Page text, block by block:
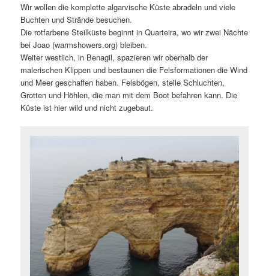
Wir wollen die komplette algarvische Küste abradeln und viele
Buchten und Strände besuchen.
Die rotfarbene Steilküste beginnt in Quarteira, wo wir zwei Nächte
bei Joao (warmshowers.org) bleiben.
Weiter westlich, in Benagil, spazieren wir oberhalb der
malerischen Klippen und bestaunen die Felsformationen die Wind
und Meer geschaffen haben. Felsbögen, steile Schluchten,
Grotten und Höhlen, die man mit dem Boot befahren kann. Die
Küste ist hier wild und nicht zugebaut.